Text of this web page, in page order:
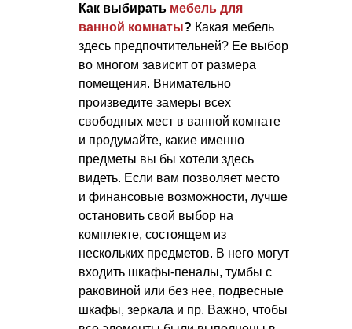
Как выбирать мебель для
ванной комнаты? Какая мебель
здесь предпочтительней? Ее выбор
во многом зависит от размера
помещения. Внимательно
произведите замеры всех
свободных мест в ванной комнате
и продумайте, какие именно
предметы вы бы хотели здесь
видеть. Если вам позволяет место
и финансовые возможности, лучше
остановить свой выбор на
комплекте, состоящем из
нескольких предметов. В него могут
входить шкафы-пеналы, тумбы с
раковиной или без нее, подвесные
шкафы, зеркала и пр. Важно, чтобы